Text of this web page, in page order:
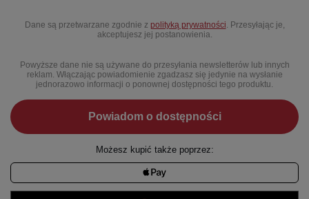
Dane są przetwarzane zgodnie z polityką prywatności . Przesyłając je,
akceptujesz jej postanowienia.
Powyższe dane nie są używane do przesyłania newsletterów lub innych
reklam. Włączając powiadomienie zgadzasz się jedynie na wysłanie
jednorazowo informacji o ponownej dostępności tego produktu.
Powiadom o dostępności
Możesz kupić także poprzez: